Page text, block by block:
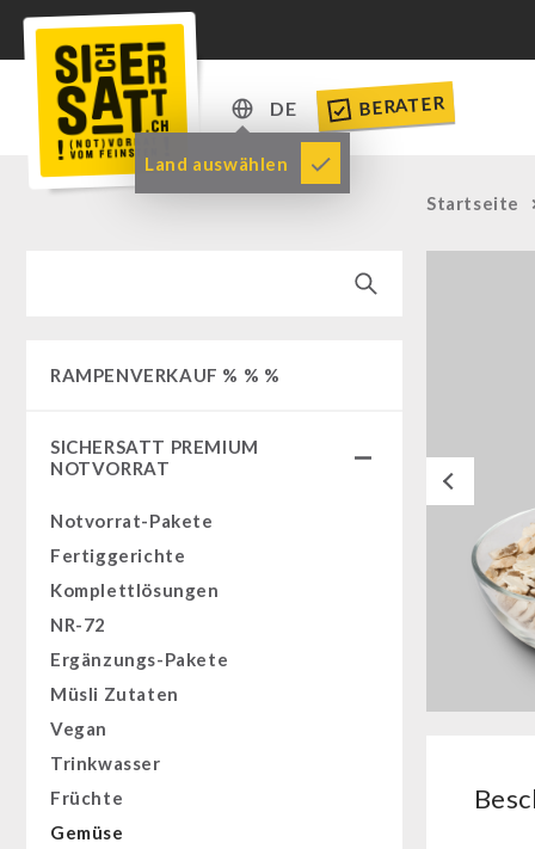
DE
DE
EN
Land auswählen
BERATER
RAMPENVERKAUF % % %
SICHERSATT PREMIUM
NOTVORRAT
Notvorrat-Pakete
Fertiggerichte
Komplettlösungen
NR-72
Ergänzungs-Pakete
Müsli Zutaten
Vegan
Trinkwasser
Früchte
Gemüse
Startseite